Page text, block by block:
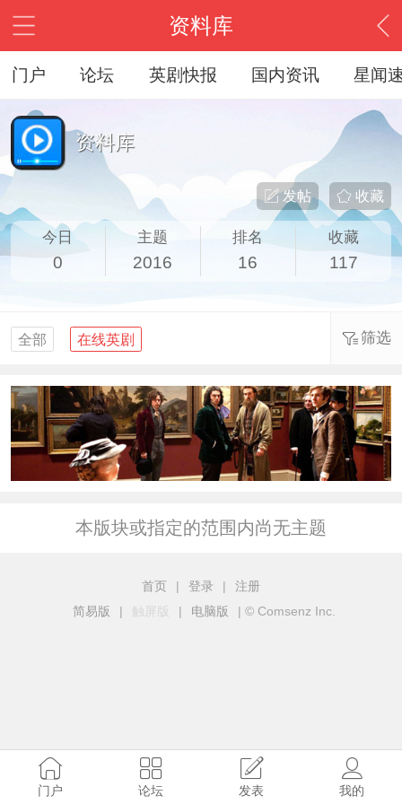
资料库
门户 论坛 英剧快报 国内资讯 星闻
资料库
收藏
发帖
今日
0
主题
2016
排名
16
收藏
117
全部 在线英剧 筛选
本版块或指定的范围内尚无主题
首页 | 登录 |
注册
简易版
| 触屏版 | 电脑版 | © Comsenz Inc.
门户 论坛 发表 我的